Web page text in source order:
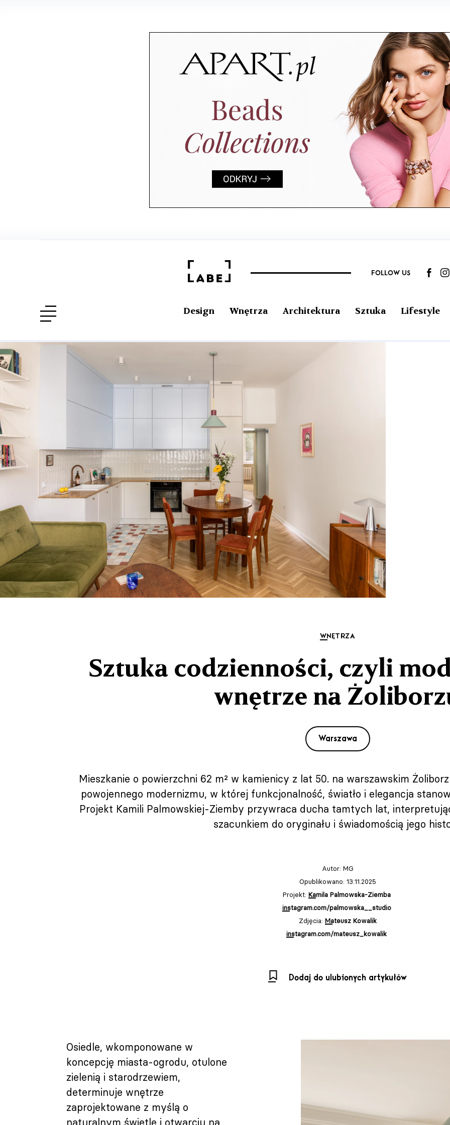
FOLLOW US
Design Wnętrza Architektura Sztuka Lifestyle
WNĘTRZA
Sztuka codzienności, czyli
wnętrze na
Warszawa
Mieszkanie o powierzchni 62 m² w kamienicy z lat 50. na warszawskim
powojennego modernizmu, w której funkcjonalność, światło i elegancja
Projekt Kamili Palmowskiej-Ziemby przywraca ducha tamtych lat,
szacunkiem do oryginału i świadomością jego
Autor: MG
Opublikowano: 13.11.2025
Projekt: Kamila Palmowska-Ziemba
instagram.com/palmowska__studio
Zdjęcia: Mateusz Kowalik
instagram.com/mateusz_kowalik
Dodaj do ulubionych artykułów
Osiedle, wkomponowane w
koncepcję miasta-ogrodu, otulone
zielenią i starodrzewiem,
determinuje wnętrze
zaprojektowane z myślą o
naturalnym świetle i otwarciu na